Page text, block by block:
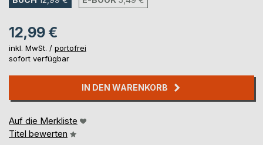
12,99 €
inkl. MwSt. / portofrei
sofort verfügbar
IN DEN WARENKORB
Auf die Merkliste
Titel bewerten